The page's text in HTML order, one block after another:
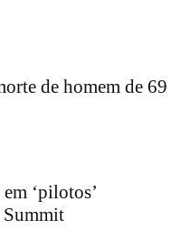
de homem de 69
‘pilotos’